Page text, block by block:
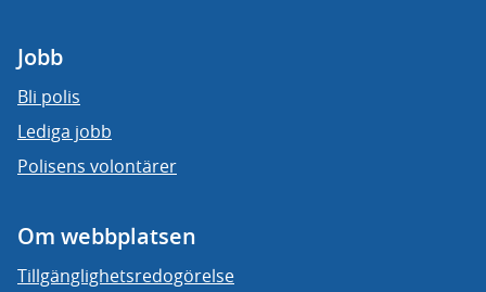
Jobb
Bli polis
Lediga jobb
Polisens volontärer
Om webbplatsen
Tillgänglighetsredogörelse